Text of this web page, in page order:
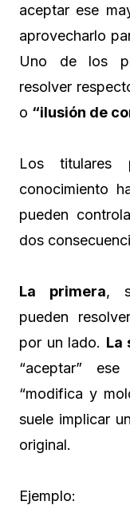
aceptar ese
aprovecharlo
Uno de los
resolver
o “ilusión de
Los titulares
conocimiento
pueden
dos
La primera,
pueden
por un lado. La
“aceptar”
“modifica y
suele implicar
original.
Ejemplo: